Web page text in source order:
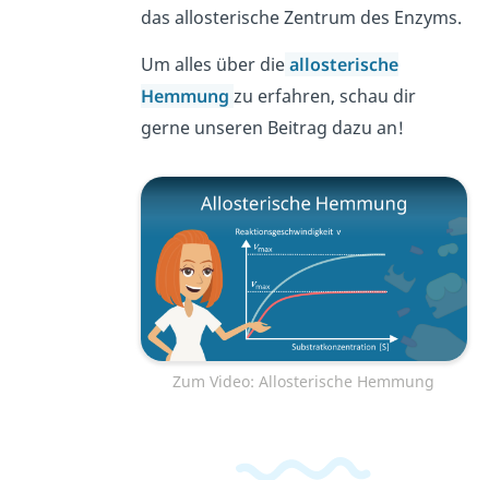
das allosterische Zentrum des Enzyms.
Um alles über dieallosterische
Hemmung zu erfahren, schau dir
gerne unseren Beitrag dazu an!
Zum Video: Allosterische Hemmung